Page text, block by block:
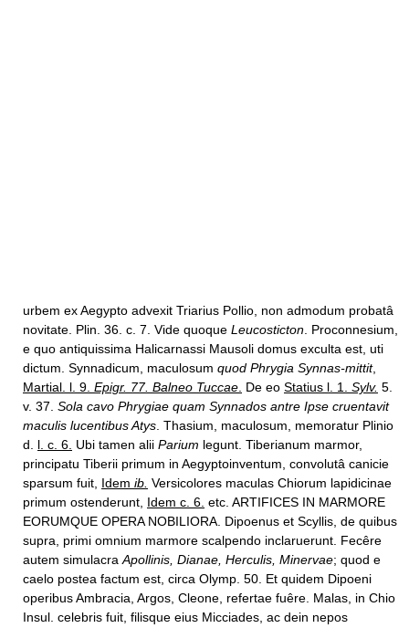
urbem ex Aegypto advexit Triarius Pollio, non admodum probatâ
novitate. Plin. 36. c. 7. Vide quoque Leucosticton . Proconnesium,
e quo antiquissima Halicarnassi Mausoli domus exculta est, uti
dictum. Synnadicum, maculosum quod Phrygia Synnas-mittit,
Martial. l. 9. Epigr. 77. Balneo Tuccae De eo Statius l. 1. Sylv. 5.
v. 37. Sola cavo Phrygiae quam Synnados antre Ipse cruentavit
maculis lucentibus Atys . Thasium, maculosum, memoratur Plinio
d. l. c. 6. Ubi tamen alii Parium legunt. Tiberianum marmor,
principatu Tiberii primum in Aegyptoinventum, convolutâ canicie
sparsum fuit, Idem ib. Versicolores maculas Chiorum lapidicinae
primum ostenderunt, Idem c. 6. etc. ARTIFICES IN MARMORE
EORUMQUE OPERA NOBILIORA. Dipoenus et Scyllis, de quibus
supra, primi omnium marmore scalpendo inclaruerunt. Fecêre
autem simulacra Apollinis, Dianae, Herculis, Minervae; quod e
caelo postea factum est, circa Olymp. 50. Et quidem Dipoeni
operibus Ambracia, Argos, Cleone, refertae fuêre. Malas, in Chio
Insul. celebris fuit, filisque eius Micciades, ac dein nepos